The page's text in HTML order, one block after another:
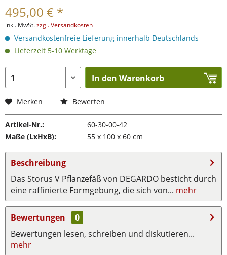
495,00 € *
inkl. MwSt.zzgl. Versandkosten
Versandkostenfreie Lieferung innerhalb Deutschlands
Lieferzeit 5-10 Werktage
In den Warenkorb
Merken Bewerten
Artikel-Nr.:
60-30-00-42
Maße (LxHxB):
55 x 100 x 60 cm
Beschreibung
Das Storus V Pflanzefäß von DEGARDO besticht durch
eine raffinierte Formgebung, die sich von... mehr
Bewertungen
0
Bewertungen lesen, schreiben und diskutieren...
mehr